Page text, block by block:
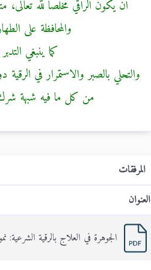
أن يكون الراقي مخلصًا لله
والمحافظة على
كما ينبغي
والتحلي بالصبر والاستمرار في
من كل ما فيه شبهة شرك
المرفقات
العنوان
الجوهرة في العلاج بالرقية